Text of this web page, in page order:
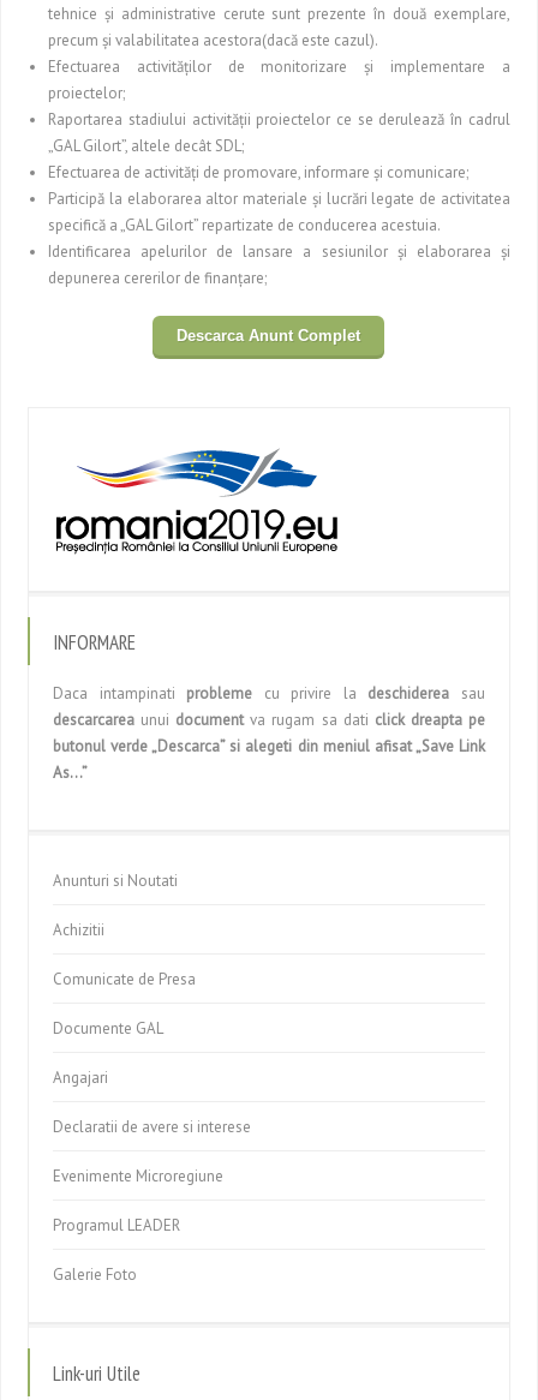
tehnice şi administrative cerute sunt prezente în două exemplare,
precum şi valabilitatea acestora(dacă este cazul).
Efectuarea activităţilor de monitorizare şi implementare a
proiectelor;
Raportarea stadiului activităţii proiectelor ce se derulează în cadrul
„GAL Gilort”, altele decât SDL;
Efectuarea de activităţi de promovare, informare şi comunicare;
Participă la elaborarea altor materiale şi lucrări legate de activitatea
specifică a „GAL Gilort” repartizate de conducerea acestuia.
Identificarea apelurilor de lansare a sesiunilor şi elaborarea şi
depunerea cererilor de finanţare;
Descarca Anunt Complet
INFORMARE
Daca intampinati probleme cu privire la deschiderea sau
descarcarea unui documentva rugam sa dati click dreapta pe
butonul verde „Descarca” si alegeti din meniul afisat „Save Link
As…”
Anunturi si Noutati
Achizitii
Comunicate de Presa
Documente GAL
Angajari
Declaratii de avere si interese
Evenimente Microregiune
Programul LEADER
Galerie Foto
Link-uri Utile